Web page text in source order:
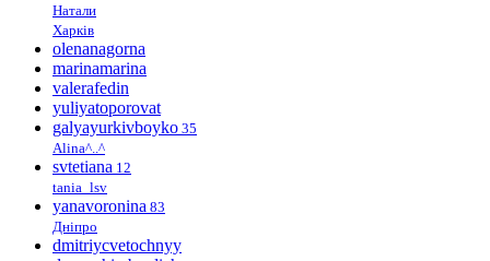
Натали
Харків
olenanagorna
marinamarina
valerafedin
yuliyatoporovat
galyayurkivboyko 35
Alina^..^
svtetiana 12
tania_lsv
yanavoronina 83
Дніпро
dmitriycvetochnyy